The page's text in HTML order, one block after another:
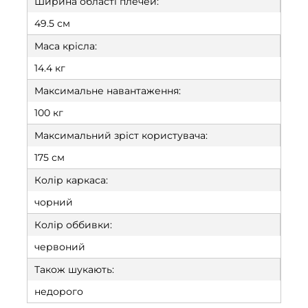
49.5 см
Маса крісла:
14.4 кг
Максимальне навантаження:
100 кг
Максимальний зріст користувача:
175 см
Колір каркаса:
чорний
Колір оббивки:
червоний
Також шукають:
недорого